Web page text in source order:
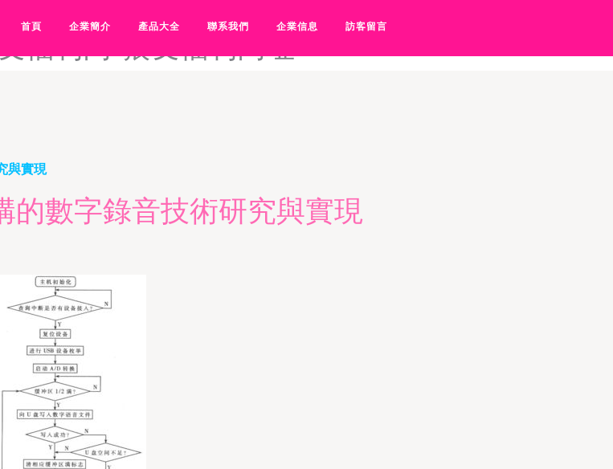
福利AV在-狼友福利导航-狼友福利色欲-狼友福
首頁 企業簡介 產品大全 聯系我們 企業信息 訪客留言
與實現
的數字錄音技術研究與實現